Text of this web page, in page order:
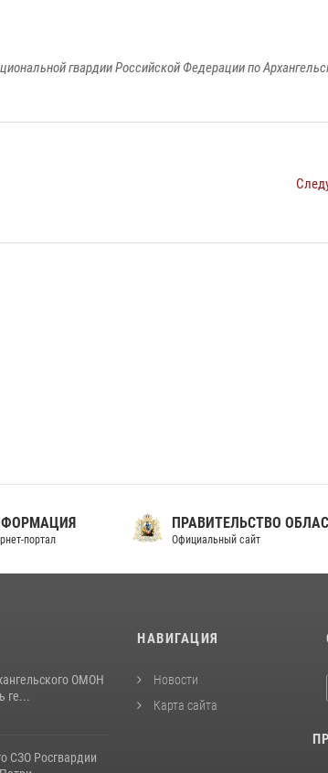
гвардии Российской Федерации по
портал
ПРАВИТЕЛЬСТВО
Официальный сайт
ОМОН
ге...
СЗО Росгвардии
НАВИГАЦИЯ
Новости
Карта сайта